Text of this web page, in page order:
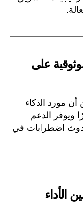
على
أن مورد الذكاء
ويوفر الدعم
اضطرابات في
الأداء